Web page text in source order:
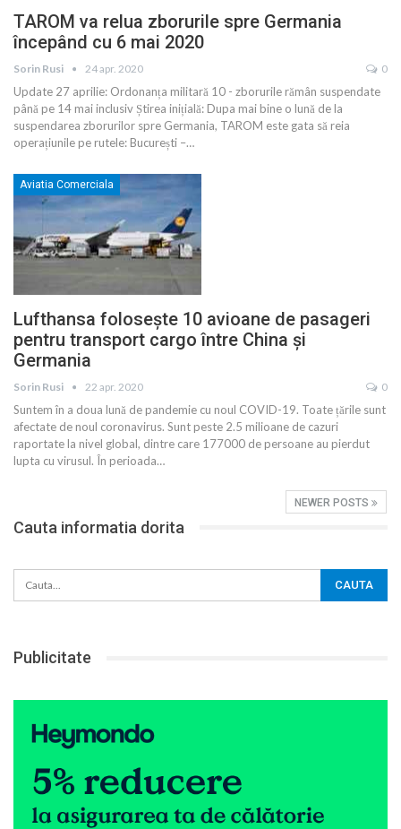
TAROM va relua zborurile spre Germania
începând cu 6 mai 2020
Sorin Rusi 24 apr. 2020 0
Update 27 aprilie: Ordonanța militară 10 - zborurile rămân suspendate
până pe 14 mai inclusiv Știrea inițială: Dupa mai bine o lună de la
suspendarea zborurilor spre Germania, TAROM este gata să reia
operațiunile pe rutele: București –…
Aviatia Comerciala
Lufthansa folosește 10 avioane de pasageri
pentru transport cargo între China și
Germania
Sorin Rusi 22 apr. 2020 0
Suntem în a doua lună de pandemie cu noul COVID-19. Toate țările sunt
afectate de noul coronavirus. Sunt peste 2.5 milioane de cazuri
raportate la nivel global, dintre care 177000 de persoane au pierdut
lupta cu virusul. În perioada…
NEWER POSTS
Cauta informatia dorita
Publicitate